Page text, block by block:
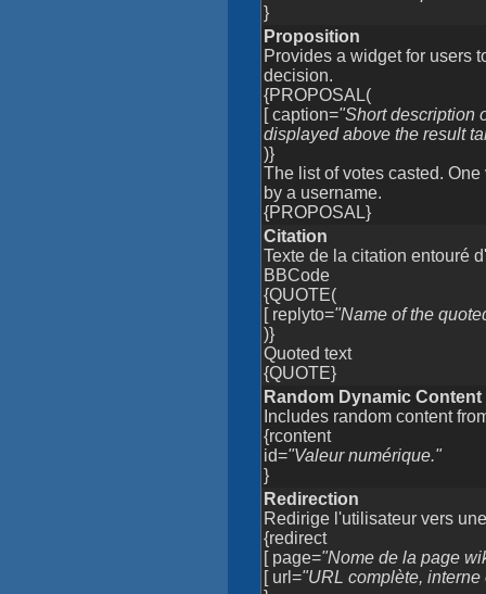
}
Proposition
Provides a widget for users
decision.
{PROPOSAL(
[ caption="Short description
displayed above the result
)}
The list of votes casted.
by a username.
{PROPOSAL}
Citation
Texte de la citation entouré
BBCode
{QUOTE(
[ replyto="Name of the
)}
Quoted text
{QUOTE}
Random Dynamic Content
Includes random content
{rcontent
id="Valeur numérique."
}
Redirection
Redirige l'utilisateur vers
{redirect
[ page="Nome de la page
[ url="URL complète, interne